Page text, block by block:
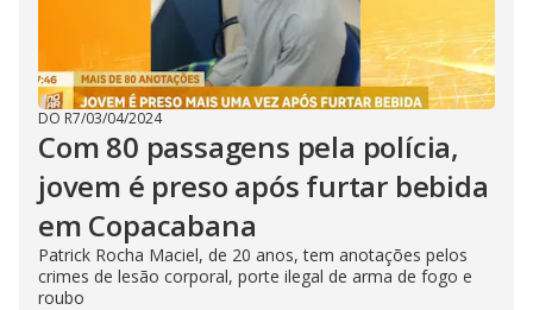
DO R7/03/04/2024
Com 80 passagens pela polícia,
jovem é preso após furtar bebida
em Copacabana
Patrick Rocha Maciel, de 20 anos, tem anotações pelos
crimes de lesão corporal, porte ilegal de arma de fogo e
roubo